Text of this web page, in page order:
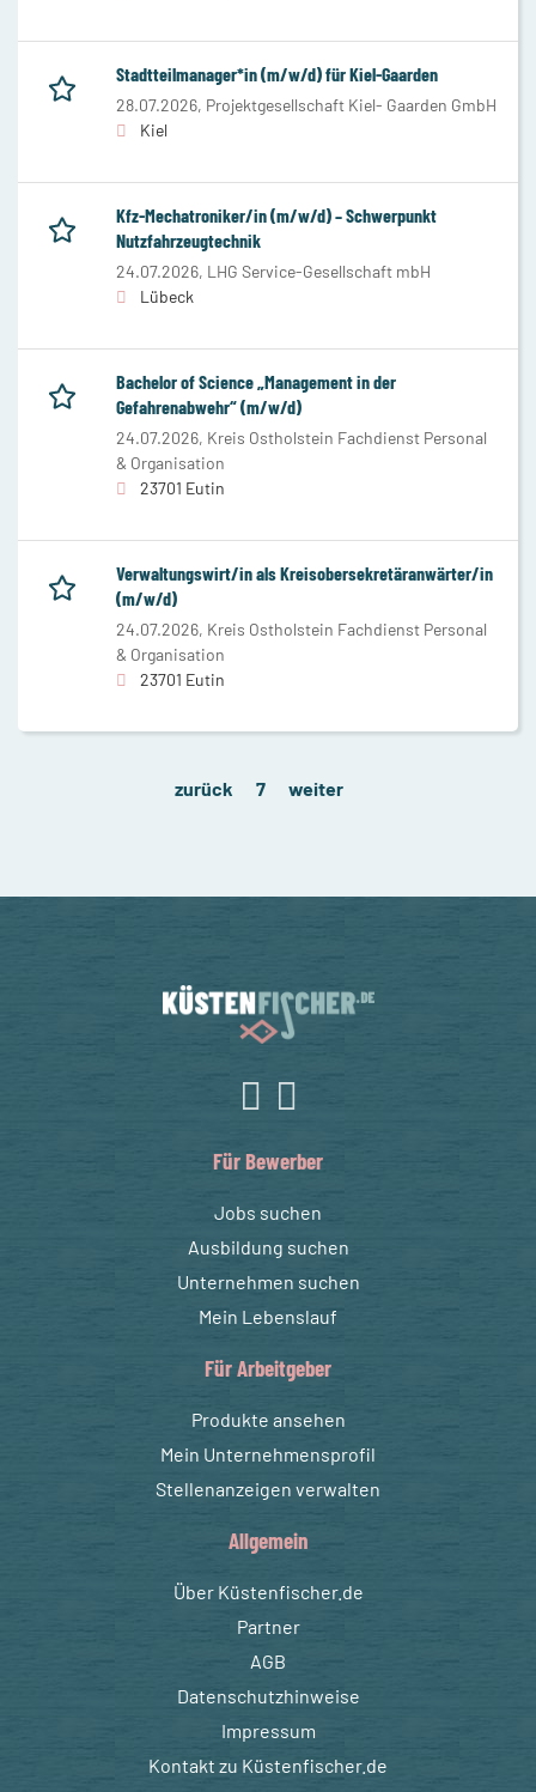
Stadtteilmanager*in (m/w/d) für Kiel-Gaarden
28.07.2026, Projektgesellschaft Kiel- Gaarden GmbH
Kiel
Kfz-Mechatroniker/in (m/w/d) – Schwerpunkt
Nutzfahrzeugtechnik
24.07.2026, LHG Service-Gesellschaft mbH
Lübeck
Bachelor of Science „Management in der
Gefahrenabwehr“ (m/w/d)
24.07.2026, Kreis Ostholstein Fachdienst Personal
& Organisation
23701 Eutin
Verwaltungswirt/in als Kreisobersekretäranwärter/in
(m/w/d)
24.07.2026, Kreis Ostholstein Fachdienst Personal
& Organisation
23701 Eutin
zurück 7 weiter
Für Bewerber
Jobs suchen
Ausbildung suchen
Unternehmen suchen
Mein Lebenslauf
Für Arbeitgeber
Produkte ansehen
Mein Unternehmensprofil
Stellenanzeigen verwalten
Allgemein
Über Küstenfischer.de
Partner
AGB
Datenschutzhinweise
Impressum
Kontakt zu Küstenfischer.de